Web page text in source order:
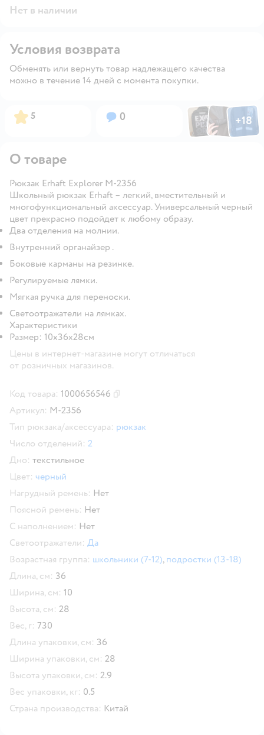
Нет в наличии
Условия возврата
Обменять или вернуть товар надлежащего качества
можно в течение 14 дней с момента покупки.
Рейтинг:
5 Вопросов:
0 ФотоФотоФото
+18
Открыть
О товаре
Рюкзак Erhaft Explorer M-2356
Школьный рюкзак Erhaft – легкий, вместительный и
многофункциональный аксессуар. Универсальный черный
цвет прекрасно подойдет к любому образу.
Два отделения на молнии.
Внутренний органайзер .
Боковые карманы на резинке.
Регулируемые лямки.
Мягкая ручка для переноски.
Светоотражатели на лямках.
Характеристики
Размер: 10х36х28см
Цены в интернет-магазине могут отличаться
от розничных магазинов.
Код товара: 1000656546
Артикул: M-2356
Тип рюкзака/аксессуара: рюкзак
Число отделений: 2
Дно: текстильное
Цвет: черный
Нагрудный ремень: Нет
Поясной ремень: Нет
С наполнением: Нет
Светоотражатели: Да
Возрастная группа: школьники (7-12), подростки (13-18)
Длина, см: 36
Ширина, см: 10
Высота, см: 28
Вес, г: 730
Длина упаковки, см: 36
Ширина упаковки, см: 28
Высота упаковки, см: 2.9
Вес упаковки, кг: 0.5
Страна производства: Китай